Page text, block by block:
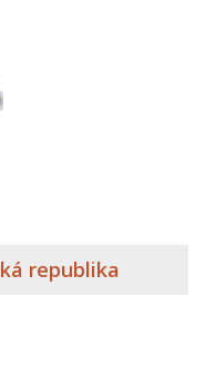
republika